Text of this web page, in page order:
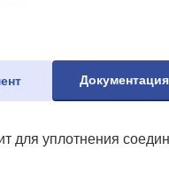
Документация
для уплотнения